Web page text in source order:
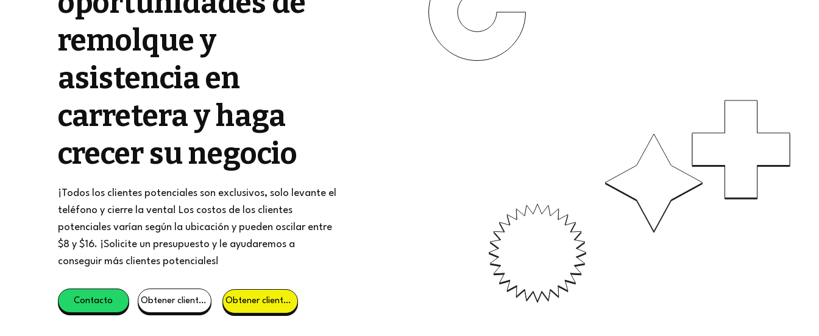
remolque y
asistencia en
carretera y haga
crecer su negocio
¡Todos los clientes potenciales son exclusivos, solo levante el
teléfono y cierre la venta! Los costos de los clientes
potenciales varían según la ubicación y pueden oscilar entre
$8 y $16. ¡Solicite un presupuesto y le ayudaremos a
conseguir más clientes potenciales!
Contacto Obtener clientes potenciales Obtener clientes potenciales